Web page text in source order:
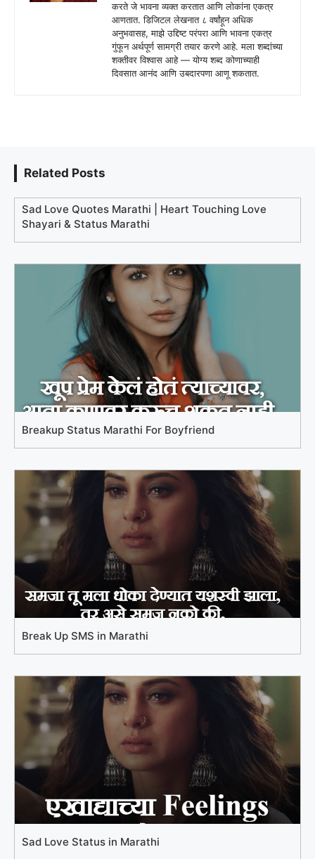
करते जे भावना व्यक्त करतात आणि लोकांना एकत्र
आणतात. डिजिटल लेखनात ८ वर्षांहून अधिक
अनुभवासह, माझे उद्दिष्ट परंपरा आणि भावना एकत्र
गुंफून अर्थपूर्ण सामग्री तयार करणे आहे. मला शब्दांच्या
शक्तीवर विश्वास आहे — योग्य शब्द कोणाच्याही
दिवसात आनंद आणि उबदारपणा आणू शकतात.
Related Posts
Sad Love Quotes Marathi | Heart Touching Love
Shayari & Status Marathi
Breakup Status Marathi For Boyfriend
Break Up SMS in Marathi
Sad Love Status in Marathi